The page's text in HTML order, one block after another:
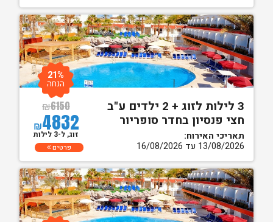
3 לילות לזוג + 2 ילדים ע"ב
חצי פנסיון בחדר סופריור
תאריכי האירוח:
13/08/2026 עד 16/08/2026
₪6150
₪4832
21%
הנחה
זוג, ל-3 לילות
פרטים